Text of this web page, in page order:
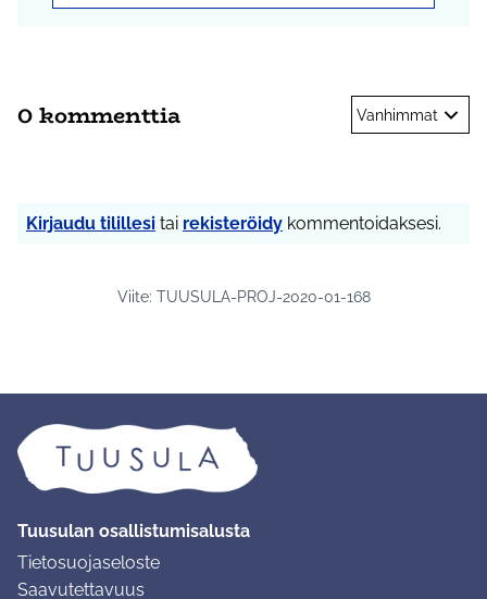
0 kommenttia Vanhimmat
Kirjaudu tilillesi tai rekisteröidy kommentoidaksesi.
Viite: TUUSULA-PROJ-2020-01-168
Tuusulan osallistumisalusta
Tietosuojaseloste
Saavutettavuus